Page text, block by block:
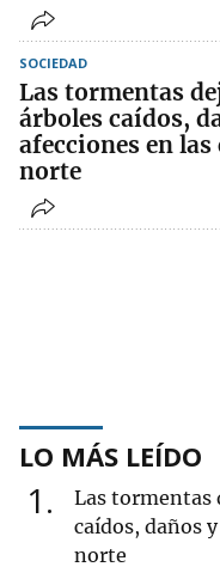
SOCIEDAD
Las tormentas
árboles caídos,
afecciones en
norte
LO MÁS LEÍDO
1
Las tormentas
caídos, daños
norte